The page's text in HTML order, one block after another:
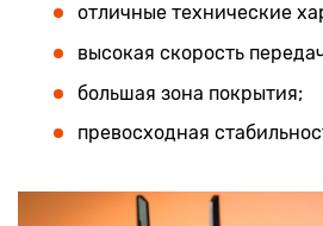
отличные технические
высокая скорость
большая зона покрытия;
превосходная